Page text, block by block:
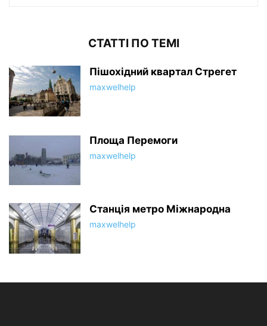
СТАТТІ ПО ТЕМІ
Пішохідний квартал Стрегет
maxwelhelp
Площа Перемоги
maxwelhelp
Станція метро Міжнародна
maxwelhelp